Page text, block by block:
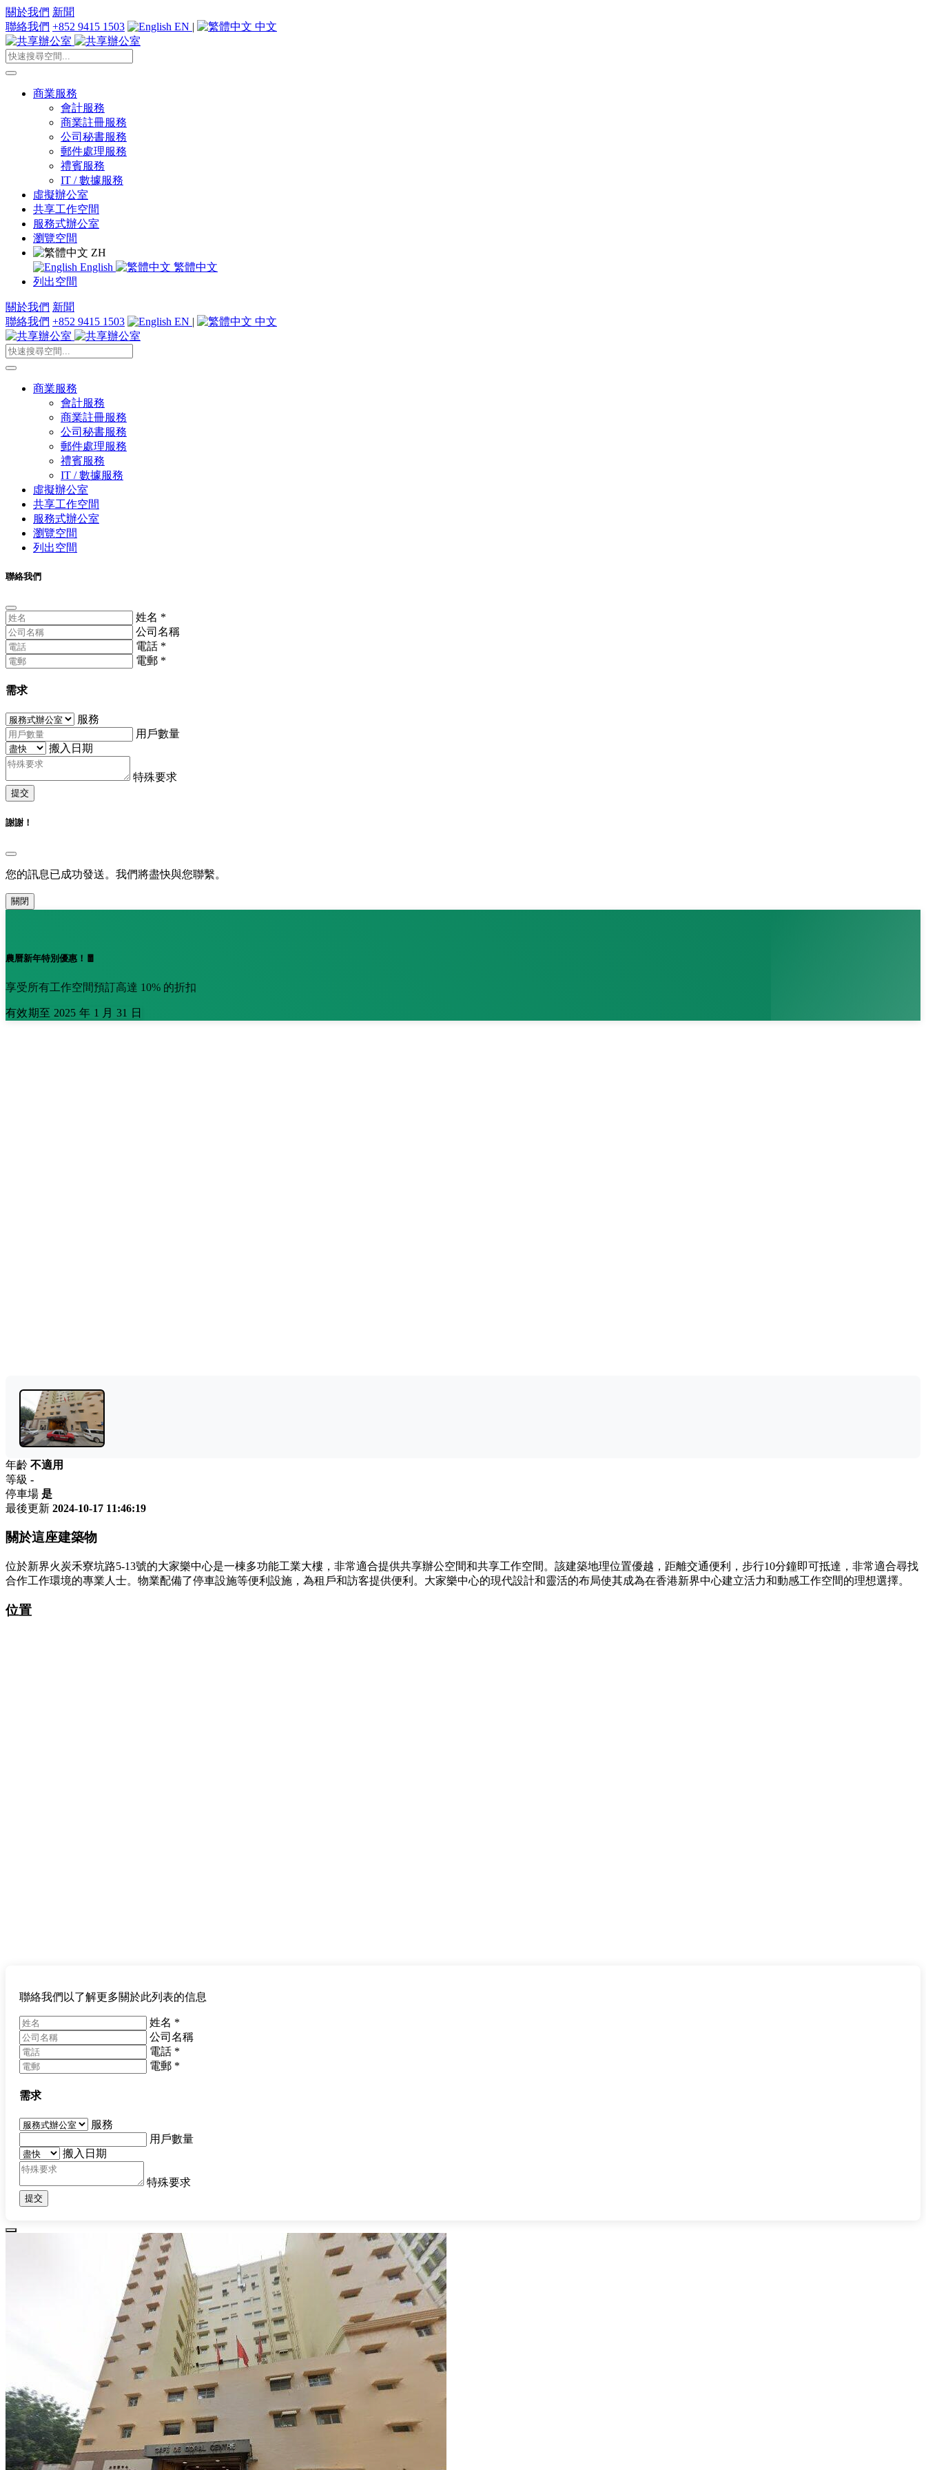
關於我們 新聞
聯絡我們 +852 9415 1503 EN | 中文
商業服務
會計服務
商業註冊服務
公司秘書服務
郵件處理服務
禮賓服務
IT / 數據服務
虛擬辦公室
共享工作空間
服務式辦公室
瀏覽空間
ZH
English
繁體中文
列出空間
關於我們 新聞
聯絡我們 +852 9415 1503 EN | 中文
商業服務
會計服務
商業註冊服務
公司秘書服務
郵件處理服務
禮賓服務
IT / 數據服務
虛擬辦公室
共享工作空間
服務式辦公室
瀏覽空間
列出空間
聯絡我們
姓名 *
公司名稱
電話 *
電郵 *
需求
服務
用戶數量
搬入日期
特殊要求
提交
謝謝！
您的訊息已成功發送。我們將盡快與您聯繫。
關閉
農曆新年特別優惠！🧧
享受所有工作空間預訂高達 10% 的折扣
有效期至 2025 年 1 月 31 日
年齡 不適用
等級 -
停車場 是
最後更新 2024-10-17 11:46:19
關於這座建築物
位於新界火炭禾寮坑路5-13號的大家樂中心是一棟多功能工業大樓，非常適合提供共享辦公空間和共享工作空間。該建築地理位置優越，距離交通便利，步行10分鐘即可抵達，非常適合尋找
合作工作環境的專業人士。物業配備了停車設施等便利設施，為租戶和訪客提供便利。大家樂中心的現代設計和靈活的布局使其成為在香港新界中心建立活力和動感工作空間的理想選擇。
位置
聯絡我們以了解更多關於此列表的信息
姓名 *
公司名稱
電話 *
電郵 *
需求
服務
用戶數量
搬入日期
特殊要求
提交